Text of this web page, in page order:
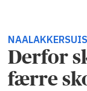
Derfor
færre